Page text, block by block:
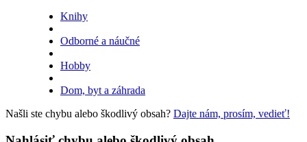
Knihy
Odborné a náučné
Hobby
Dom, byt a záhrada
Našli ste chybu alebo škodlivý obsah? Dajte nám, prosím, vedieť!